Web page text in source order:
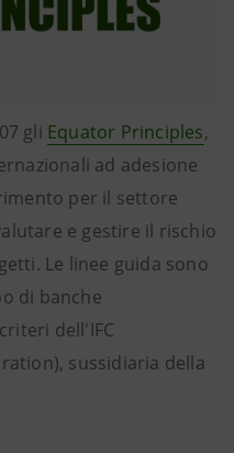
gli Equator Principles,
ad adesione
per il settore
e gestire il rischio
Le linee guida sono
di banche
dell'IFC
sussidiaria della